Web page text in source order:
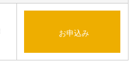
お申込み